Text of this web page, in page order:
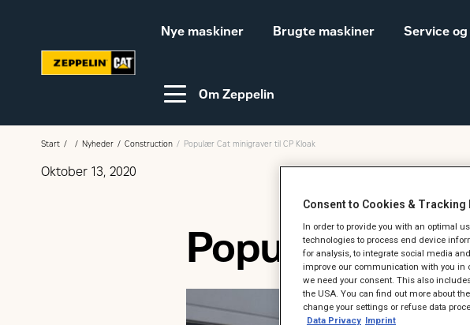
Nye maskiner
Video-guides
Brugte maskiner Service
Webinar
Om Zeppelin
Karriere hos Zeppelin Vores historie
Start Nyheder Construction Populær Cat minigraver til CP Kloak
Oktober 13, 2020
Populær Cat
Consent to Cookies & Tracking
In order to provide you with an optimal
technologies to process end device
for analysis, to integrate social media
improve our communication with you in
we need your consent. This also
the USA. You can find out more about
change your settings or refuse data
Data Privacy Imprint